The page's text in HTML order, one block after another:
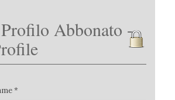
Abbonato -
*